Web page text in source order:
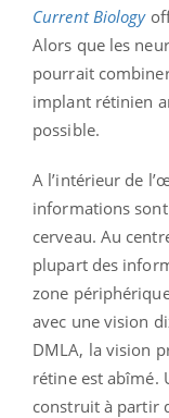
Current Biology
Alors que les
pourrait
implant rétinien
possible.
A l’intérieur de
informations
cerveau. Au
plupart des
zone
avec une vision
DMLA, la vision
rétine est abîmé.
construit à partir